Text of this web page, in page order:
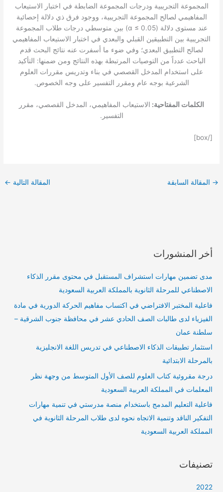
المجموعة التجريبية ودرجات المجموعة الضابطة في اختبار الاستيعاب
المفاهيمي لصالح المجموعة التجريبية، ووجود فرق ذي دلالة إحصائية
عند مستوى دلالة (
α≤ 0.05) بين متوسطي درجات طلاب المجموعة
التجريبية بين التطبيقين القبلي والبعدي في اختبار الاستيعاب المفاهيمي
لصالح التطبيق البعدي؛ وفي ضوء ما أسفرت عنه نتائج البحث قدم
الباحث عدداً من التوصيات المرتبطة بهذه النتائج ومن ضمنها: التأكيد
على استخدام المدخل القصصي في بناء وتدريس مقررات العلوم
الشرعية بوجه عام ومقرر التفسير على وجه الخصوص.
الكلمات المفتاحية: الاستيعاب المفاهيمي، المدخل القصصي، مقرر
التفسير.
[/box]
→ المقالة السابقة المقالة التالية ←
أخر المنشورات
مدى تضمين مهارات استشراف المستقبل في محتوى مقرر الذكاء
الاصطناعي للمرحلة الثانوية بالمملكة العربية السعودية
فاعلية المختبر الافتراضي في اكتساب مفاهيم الحركة الدورية في مادة
الفيزياء لدى طالبات الصف الحادي عشر في محافظة جنوب الشرقية –
سلطنة عمان
استثمار تطبيقات الذكاء الاصطناعي في تدريس اللغة الانجليزية
بالمرحلة الابتدائية
درجة مقروئية كتاب العلوم للصف الأول المتوسط من وجهة نظر
المعلمات في المملكة العربية السعودية
فاعلية التعليم المدمج باستخدام منصة مدرستي في تنمية مهارات
التفكير الناقد وتنمية الاتجاه نحوه لدى طلاب المرحلة الثانوية في
المملكة العربية السعودية
تصنيفات
2022